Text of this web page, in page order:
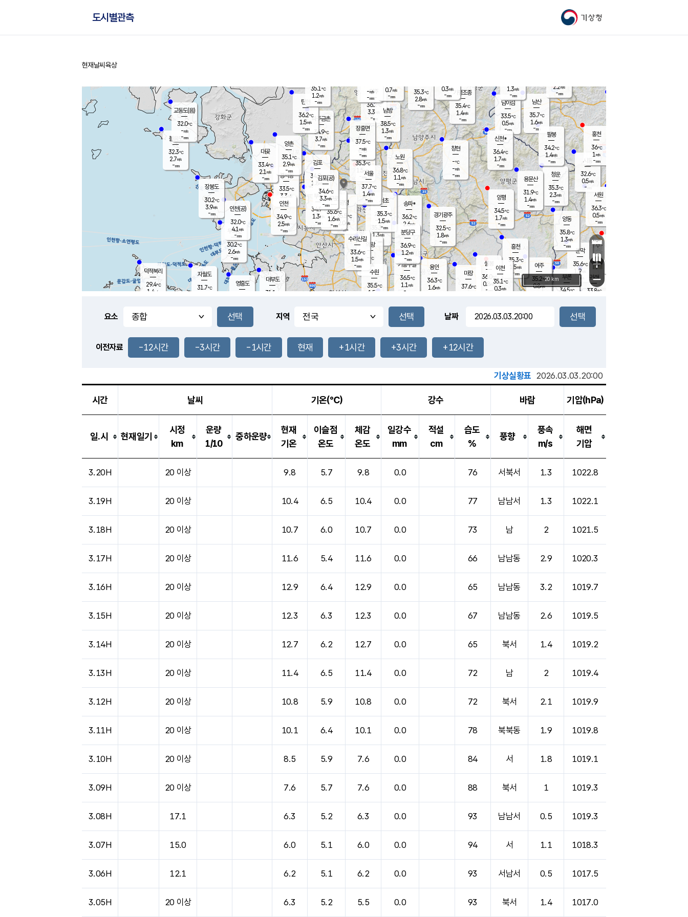
기상청
도시별관측
홈
현재날씨 육상
풍도
2.6m/s
문막
35.6℃
1.9m/s
mm
남이섬
33.5℃
0.5m/s
-mm
무의도
30.2℃
2.6m/s
-mm
영흥도
볼음도
32.3℃
2.7m/s
-mm
자월도
31.7℃
양주
36.2℃
3.3
-mm
부론
34.5℃
과천
35.3℃
1.3m/s
- mm
남산
35.7℃
1.6m/s
-mm
장봉도
30.2℃
3.9m/s
-mm
-mm
청운
35.3℃
2.3m/s
-mm
팔봉
34.2℃
1.4m/s
-mm
-mm
용인
36.3℃
1.6m/s
여주
35.2℃
0.8m/s
양동
35.8℃
1.3m/s
-mm
경기광주
32.5℃
1.8m/s
-mm
장호원
1.3m/s
-mm
33.4
℃
대부도
31.1
-
경서동
33.5℃
3.3 m/s
-mm
파주금촌
34.9℃
3.7m/s
-mm
가평조종
35.4℃
1.4m/s
-mm
35.3℃
2.8m/s
-mm
대곶
33.4℃
2.1 m/s
-mm
신천*
36.4℃
1.7m/s
-mm
창현
-℃
-m/s
-mm
탄현
36.2℃
1.5m/s
-mm
0.3m/s
-mm
36.2℃
1.2m/s
-mm
흥천
35.3℃
1.5m/s
-mm
마장
37.6℃
의왕
- ℃
m/s
mm
김포
34.9℃
1.8 m/s
mm
설봉
36.0
0.8 m/s
- mm
광명
35.5 ℃
2.0 m/s
-mm
부천
34.9℃
1.3m/s
-mm
-mm
양촌
35.1℃
2.9m/s
-mm
구로
35.6℃
1.6m/s
-mm
은평
35.3℃
1.5 m/s
- mm
노원
36.8℃
1.1 m/s
-mm
송파*
36.2℃
2.6m/s
-mm
서초
35.3℃
1.5m/s
-mm
남방
38.5℃
1.3m/s
-mm
기흥구갈
36.5℃
1.1 m/s
-
수리산길
33.6℃
1.5m/s
-mm
분당구
36.9℃
1.2m/s
-mm
장흥면
37.5℃
-m/s
-mm
-m/s
-mm
시동
32.6℃
0.5m/s
- mm
귀래
33.8℃
서원
36.3℃
0.5m/s
-mm
용문산
31.9℃
1.4m/s
-mm
덕적북리
29.4℃
1.4 m/s
인천(공)
32.0℃
4.1 m/s
-mm
김포(공)
34.6℃
3.3m/s
-mm
교동도(음)
32.0℃
-m/s
-mm
홍천
36℃
1 m/s
-mm
이천
35.1℃
0.3m/s
양평
34.5℃
1.7m/s
-mm
수원
35.5℃
1.5 m/s
인천
34.9℃
2.5m/s
-mm
서울
37.7℃
1.4m/s
-mm
2.2m/s
-mm
35.1℃
1.2m/s
-mm
0.7m/s
-mm
+
−
20 km
요소 지역 날짜
이전자료 -12시간 -3시간 -1시간 현재 +1시간 +3시간 +12시간
기상실황표 2026.03.03.20:00
시간 날씨 기온(℃) 강수 바람 기압(hPa)
일.시 현재일기
시정
km
운량
1/10
중하운량
현재
기온
이슬점
온도
체감
온도
일강수
mm
적설
cm
습도
%
풍향
풍속
m/s
해면
기압
3.20H 20 이상 9.8 5.7 9.8 0.0 76 서북서 1.3 1022.8
3.19H 20 이상 10.4 6.5 10.4 0.0 77 남남서 1.3 1022.1
3.18H 20 이상 10.7 6.0 10.7 0.0 73 남 2 1021.5
3.17H 20 이상 11.6 5.4 11.6 0.0 66 남남동 2.9 1020.3
3.16H 20 이상 12.9 6.4 12.9 0.0 65 남남동 3.2 1019.7
3.15H 20 이상 12.3 6.3 12.3 0.0 67 남남동 2.6 1019.5
3.14H 20 이상 12.7 6.2 12.7 0.0 65 북서 1.4 1019.2
3.13H 20 이상 11.4 6.5 11.4 0.0 72 남 2 1019.4
3.12H 20 이상 10.8 5.9 10.8 0.0 72 북서 2.1 1019.9
3.11H 20 이상 10.1 6.4 10.1 0.0 78 북북동 1.9 1019.8
3.10H 20 이상 8.5 5.9 7.6 0.0 84 서 1.8 1019.1
3.09H 20 이상 7.6 5.7 7.6 0.0 88 북서 1 1019.3
3.08H 17.1 6.3 5.2 6.3 0.0 93 남남서 0.5 1019.3
3.07H 15.0 6.0 5.1 6.0 0.0 94 서 1.1 1018.3
3.06H 12.1 6.2 5.1 6.2 0.0 93 서남서 0.5 1017.5
3.05H 20 이상 6.3 5.2 5.5 0.0 93 북서 1.4 1017.0